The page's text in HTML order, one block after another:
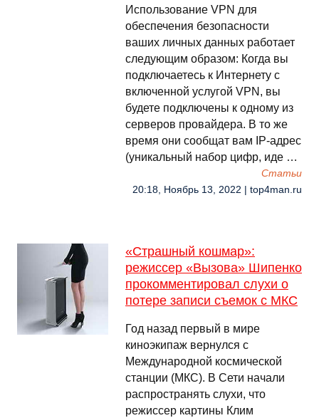
Использование VPN для
обеспечения безопасности
ваших личных данных работает
следующим образом: Когда вы
подключаетесь к Интернету с
включенной услугой VPN, вы
будете подключены к одному из
серверов провайдера. В то же
время они сообщат вам IP-адрес
(уникальный набор цифр, иде …
Cтатьи
20:18, Ноябрь 13, 2022 | top4man.ru
«Страшный кошмар»:
режиссер «Вызова» Шипенко
прокомментировал слухи о
потере записи съемок с МКС
Год назад первый в мире
киноэкипаж вернулся с
Международной космической
станции (МКС). В Сети начали
распространять слухи, что
режиссер картины Клим